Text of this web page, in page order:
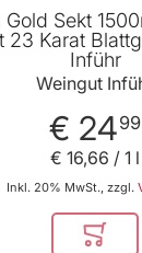
Gold Sekt
23 Karat
Inführ
Weingut
€ 2499
Inkl. 20% MwSt., zzgl.
€ 16,66 / 1 l
In den